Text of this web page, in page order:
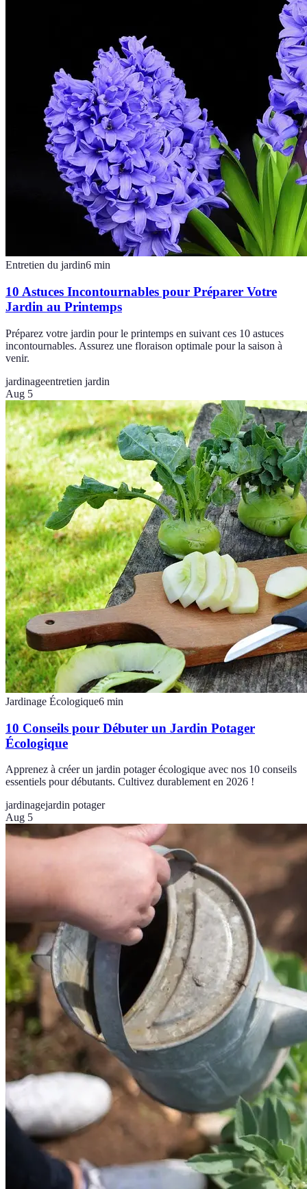
Entretien du jardin6 min
10 Astuces Incontournables pour Préparer Votre
Jardin au Printemps
Préparez votre jardin pour le printemps en suivant ces 10 astuces
incontournables. Assurez une floraison optimale pour la saison à
venir.
jardinageentretien jardin
Aug 5
Jardinage Écologique6 min
10 Conseils pour Débuter un Jardin Potager
Écologique
Apprenez à créer un jardin potager écologique avec nos 10 conseils
essentiels pour débutants. Cultivez durablement en 2026 !
jardinagejardin potager
Aug 5